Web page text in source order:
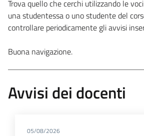
Trova quello che cerchi utilizzando le
una studentessa o uno studente del
controllare periodicamente gli avvisi
Buona navigazione.
Avvisi dei docenti
05/08/2026